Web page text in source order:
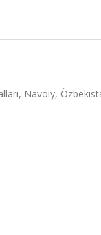
Navoiy,